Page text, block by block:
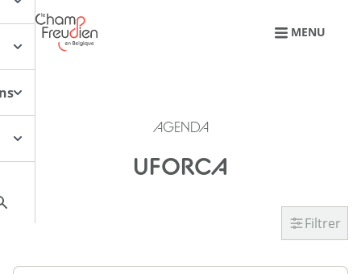
Retourner à l'accueil
MENU
AGENDA
UFORCA
Filtrer